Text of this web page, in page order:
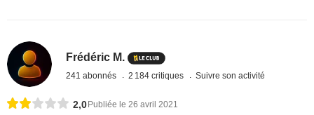
Frédéric M.
241 abonnés 2 184 critiques Suivre son activité
2,0Publiée le 26 avril 2021